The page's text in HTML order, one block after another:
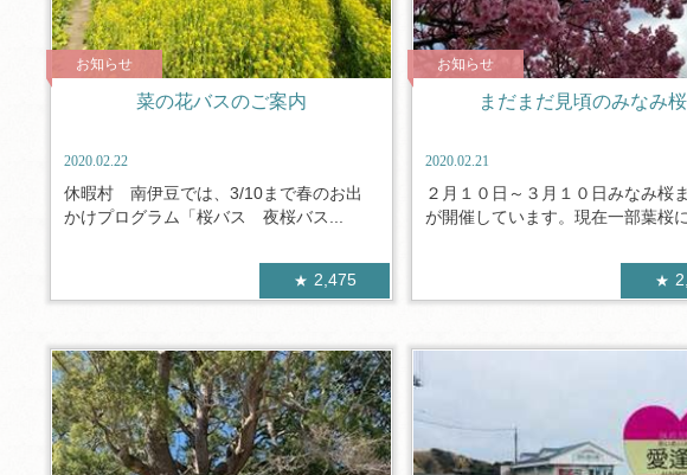
お知らせ
菜の花バスのご案内
2020.02.22
休暇村 南伊豆では、3/10まで春のお出
かけプログラム「桜バス 夜桜バス...
2,475
お知らせ
まだまだ見頃のみなみ桜
2020.02.21
２月１０日～３月１０日みなみ桜
が開催しています。現在一部葉桜